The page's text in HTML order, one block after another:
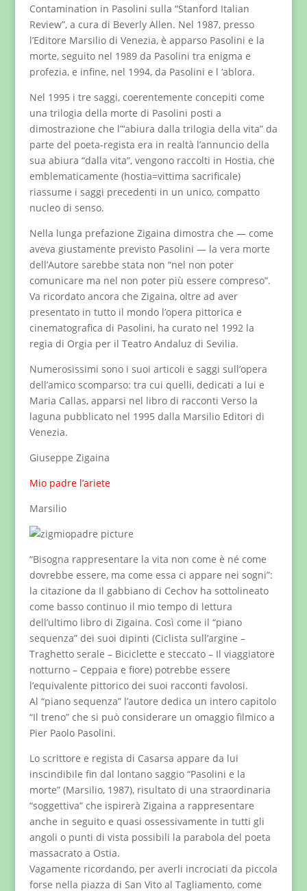
Contamination in Pasolini sulla “Stanford Italian
Review”, a cura di Beverly Allen. Nel 1987, presso
l’Editore Marsilio di Venezia, è apparso Pasolini e la
morte, seguito nel 1989 da Pasolini tra enigma e
profezia, e infine, nel 1994, da Pasolini e l ‘ablora.
Nel 1995 i tre saggi, coerentemente concepiti come
una trilogia della morte di Pasolini posti a
dimostrazione che l”‘abiura dalla trilogia della vita” da
parte del poeta-regista era in realtà l’annuncio della
sua abiura “dalla vita”, vengono raccolti in Hostia, che
emblematicamente (hostia=vittima sacrificale)
riassume i saggi precedenti in un unico, compatto
nucleo di senso.
Nella lunga prefazione Zigaina dimostra che — come
aveva giustamente previsto Pasolini — la vera morte
dell’Autore sarebbe stata non “nel non poter
comunicare ma nel non poter più essere compreso”.
Va ricordato ancora che Zigaina, oltre ad aver
presentato in tutto il mondo l’opera pittorica e
cinematografica di Pasolini, ha curato nel 1992 la
regia di Orgia per il Teatro Andaluz di Sevilia.
Numerosissimi sono i suoi articoli e saggi sull’opera
dell’amico scomparso: tra cui quelli, dedicati a lui e
Maria Callas, apparsi nel libro di racconti Verso la
laguna pubblicato nel 1995 dalla Marsilio Editori di
Venezia.
Giuseppe Zigaina
Mio padre l’ariete
Marsilio
“Bisogna rappresentare la vita non come è né come
dovrebbe essere, ma come essa ci appare nei sogni”:
la citazione da Il gabbiano di Cechov ha sottolineato
come basso continuo il mio tempo di lettura
dell’ultimo libro di Zigaina. Così come il “piano
sequenza” dei suoi dipinti (Ciclista sull’argine –
Traghetto serale – Biciclette e steccato – Il viaggiatore
notturno – Ceppaia e fiore) potrebbe essere
l’equivalente pittorico dei suoi racconti favolosi.
Al “piano sequenza” l’autore dedica un intero capitolo
“Il treno” che si può considerare un omaggio filmico a
Pier Paolo Pasolini.
Lo scrittore e regista di Casarsa appare da lui
inscindibile fin dal lontano saggio “Pasolini e la
morte” (Marsilio, 1987), risultato di una straordinaria
“soggettiva” che ispirerà Zigaina a rappresentare
anche in seguito e quasi ossessivamente in tutti gli
angoli o punti di vista possibili la parabola del poeta
massacrato a Ostia.
Vagamente ricordando, per averli incrociati da piccola
forse nella piazza di San Vito al Tagliamento, come